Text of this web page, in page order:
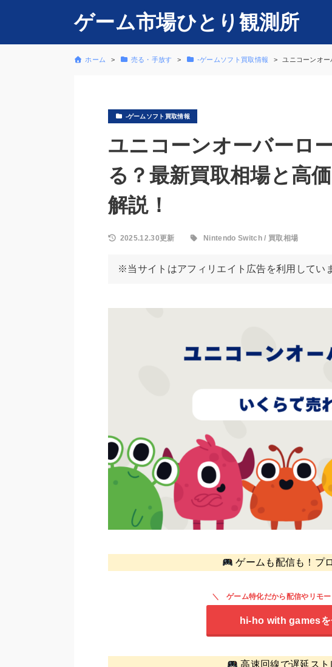
ゲーム市場ひとり観測所
ホーム 売る・手放す -ゲームソフト買取情報 ユニコーンオ
-ゲームソフト買取情報
ユニコーンオーバーロ
る？最新買取相場と高
解説！
2025.12.30更新 Nintendo Switch/ 買取相場
※当サイトはアフィリエイト広告を利用してい
ゲームも配信も！プ
ゲーム特化だから配信やリモ
hi-ho with games
高速回線で遅延スト